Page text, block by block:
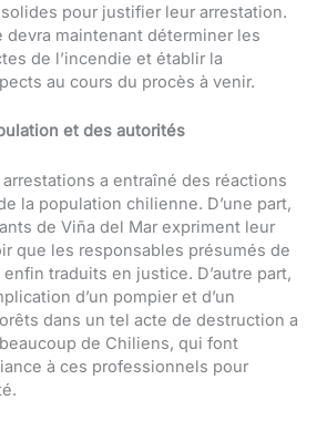
pour justifier leur arrestation.
devra maintenant déterminer les
de l’incendie et établir la
au cours du procès à venir.
et des autorités
a entraîné des réactions
la population chilienne. D’une part,
de Viña del Mar expriment leur
que les responsables présumés de
traduits en justice. D’autre part,
d’un pompier et d’un
dans un tel acte de destruction a
de Chiliens, qui font
à ces professionnels pour